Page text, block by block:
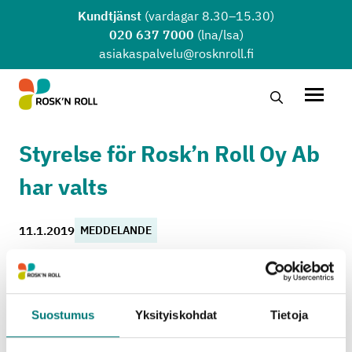
Suostumus Yksityiskohdat Tietoja
Hoppa till huvudinnehållet
Kundtjänst (vardagar 8.30–15.30)
020 637 7000 (lna/lsa)
asiakaspalvelu@rosknroll.fi
Sök …
Styrelse för Rosk’n Roll Oy Ab
har valts
11.1.2019 MEDDELANDE
Östra Nylands Avfallsservice Ab och Rosk’n Roll Oy
Ab fusionerades från årets början. Vid en extra
bolagsstämma den 10.1.2019 valdes en ny styrelse
för det fusionerade avfallsbolaget.